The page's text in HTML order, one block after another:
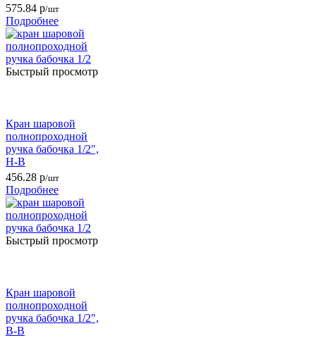
575.84 р/шт
Подробнее
Быстрый просмотр
Кран шаровой
полнопроходной
ручка бабочка 1/2",
Н-В
456.28 р/шт
Подробнее
Быстрый просмотр
Кран шаровой
полнопроходной
ручка бабочка 1/2",
В-В